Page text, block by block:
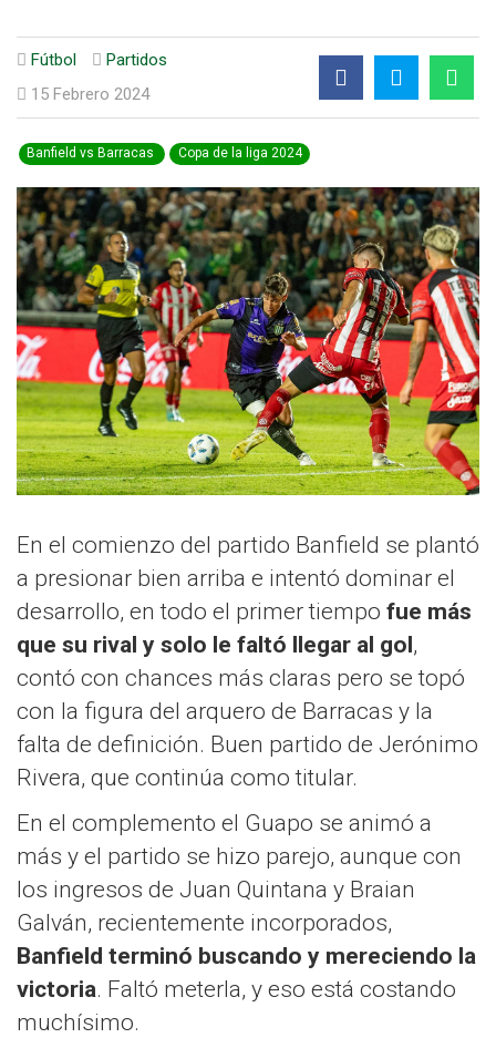
Fútbol
Partidos
15 Febrero 2024
Banfield vs Barracas Copa de la liga 2024
En el comienzo del partido Banfield se plantó
a presionar bien arriba e intentó dominar el
desarrollo, en todo el primer tiempo fue más
que su rival y solo le faltó llegar al gol,
contó con chances más claras pero se topó
con la figura del arquero de Barracas y la
falta de definición. Buen partido de Jerónimo
Rivera, que continúa como titular.
En el complemento el Guapo se animó a
más y el partido se hizo parejo, aunque con
los ingresos de Juan Quintana y Braian
Galván, recientemente incorporados,
Banfield terminó buscando y mereciendo la
victoria. Faltó meterla, y eso está costando
muchísimo.